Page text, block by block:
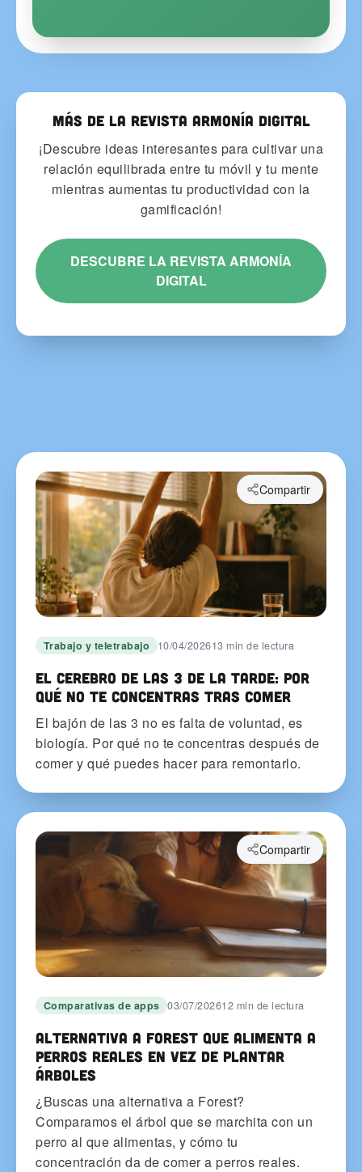
Más de la Revista Armonía Digital
¡Descubre ideas interesantes para cultivar una
relación equilibrada entre tu móvil y tu mente
mientras aumentas tu productividad con la
gamificación!
DESCUBRE LA REVISTA ARMONÍA
DIGITAL
Trabajo y teletrabajo 10/04/202613 min de lectura
El cerebro de las 3 de la tarde: por
qué no te concentras tras comer
El bajón de las 3 no es falta de voluntad, es
biología. Por qué no te concentras después de
comer y qué puedes hacer para remontarlo.
Compartir
Comparativas de apps 03/07/202612 min de lectura
Alternativa a Forest que alimenta a
perros reales en vez de plantar
árboles
¿Buscas una alternativa a Forest?
Comparamos el árbol que se marchita con un
perro al que alimentas, y cómo tu
concentración da de comer a perros reales.
Compartir